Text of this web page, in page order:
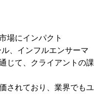
場にインパクト
、インフルエンサーマ
じて、クライアントの課
されており、業界でもユ